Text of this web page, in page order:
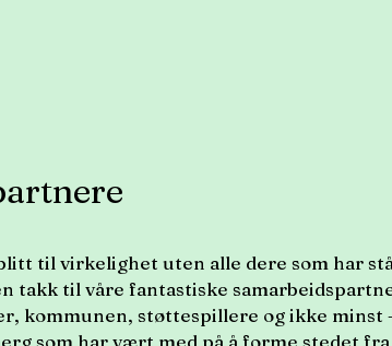
til virkelighet uten alle dere som har
takk til våre fantastiske
kommunen, støttespillere og ikke minst
som har vært med på å forme stedet fra